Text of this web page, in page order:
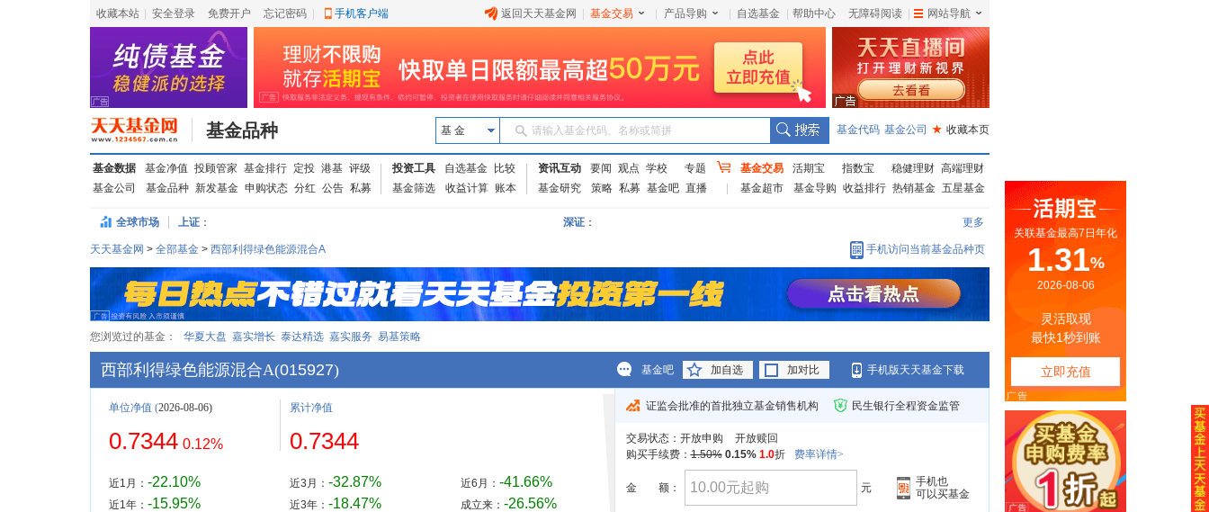
收藏本站 安全登录 免费开户 忘记密码 手机客户端 返回天天基金网 基金交易 产品导购 自选基金 帮助中心 无障碍阅读 网站导航
基金品种 基 金 请输入基金代码、名称或简拼 基金代码 基金公司 ★ 收藏本页
基金数据 基金净值 投顾管家 基金排行 定投 港基 评级
基金公司
基金品种 新发基金 申购状态 分红 公告 私募
投资工具 自选基金
比较
基金筛选
收益计算 账本
资讯互动 要闻 观点 学校
专题
基金研究
策略 私募 基金吧 直播
基金交易 活期宝 指数宝 稳健理财 高端理财
基金超市
基金导购 收益排行 热销基金 五星基金
全球市场 上证： 深证： 更多
天天基金网 > 全部基金 > 西部利得绿色能源混合A 手机访问当前基金品种页
您浏览过的基金： 华夏大盘 嘉实增长 泰达精选 嘉实服务 易基策略
西部利得绿色能源混合A(015927) 基金吧 加自选 加对比 手机版天天基金下载
单位净值 (2026-08-06)
0.7344 0.12%
近1月： -22.10%
近1年： -15.95%
累计净值
0.7344
近3月： -32.87%
近3年： -18.47%
近6月： -41.66%
成立来： -26.56%
证监会批准的首批独立基金销售机构 民生银行全程资金监管
交易状态： 开放申购
开放赎回
购买手续费：1.50% 0.15% 1.0折 费率详情>
金 额： 元
手机也
可以买基金